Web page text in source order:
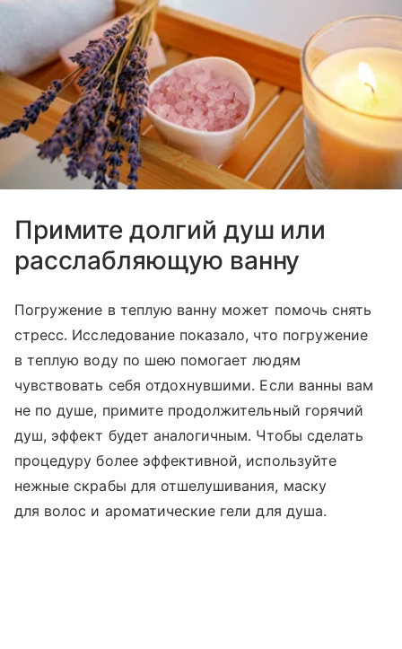
Примите долгий душ или
расслабляющую ванну
Погружение в теплую ванну может помочь снять
стресс. Исследование показало, что погружение
в теплую воду по шею помогает людям
чувствовать себя отдохнувшими. Если ванны вам
не по душе, примите продолжительный горячий
душ, эффект будет аналогичным. Чтобы сделать
процедуру более эффективной, используйте
нежные скрабы для отшелушивания, маску
для волос и ароматические гели для душа.